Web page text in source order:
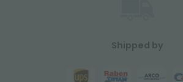
Shipped by